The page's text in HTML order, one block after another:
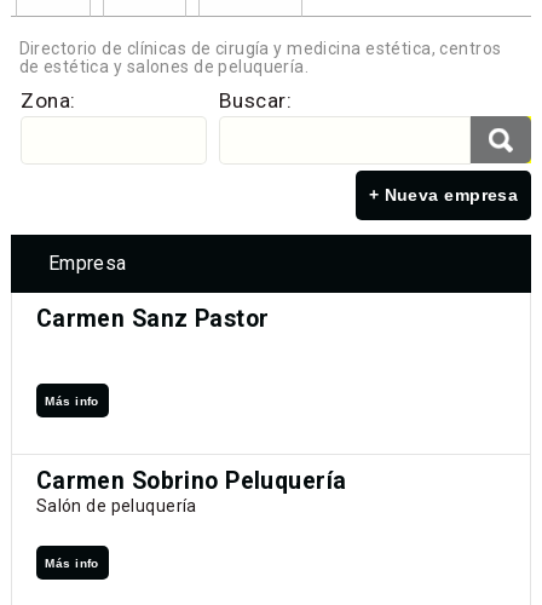
Directorio de clínicas de cirugía y medicina estética, centros
de estética y salones de peluquería.
Zona: Buscar:
+ Nueva empresa
Empresa
Carmen Sanz Pastor
Más info
Carmen Sobrino Peluquería
Salón de peluquería
Más info